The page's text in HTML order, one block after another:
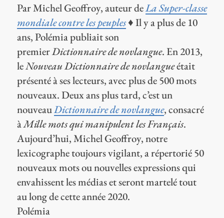
Par Michel Geoffroy, auteur deLa Super-classe
mondiale contre les peuples♦ Il y a plus de 10
ans, Polémia publiait son
premierDictionnaire de novlangue. En 2013,
leNouveau Dictionnaire de novlangueétait
présenté à ses lecteurs, avec plus de 500 mots
nouveaux. Deux ans plus tard, c’est un
nouveauDictionnaire de novlangue, consacré
àMille mots qui manipulent les Français.
Aujourd’hui, Michel Geoffroy, notre
lexicographe toujours vigilant, a répertorié 50
nouveaux mots ou nouvelles expressions qui
envahissent les médias et seront martelé tout
au long de cette année 2020.
Polémia